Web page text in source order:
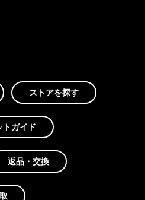
ストアを探す
トガイド
返品・交換